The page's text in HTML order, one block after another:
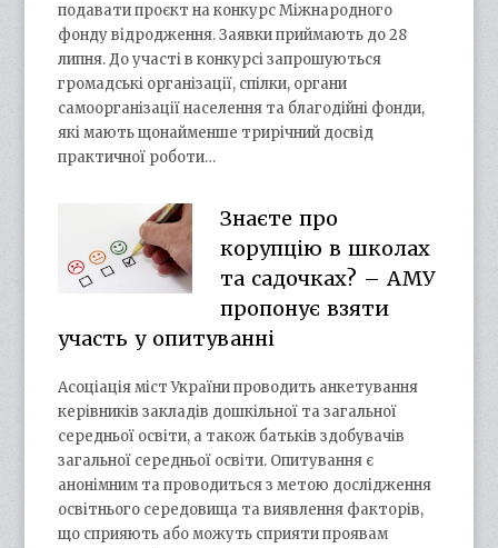
подавати проєкт на конкурс Міжнародного
фонду відродження. Заявки приймають до 28
липня. До участі в конкурсі запрошуються
громадські організації, спілки, органи
самоорганізації населення та благодійні фонди,
які мають щонайменше трирічний досвід
практичної роботи…
Знаєте про
корупцію в школах
та садочках? – АМУ
пропонує взяти
участь у опитуванні
Асоціація міст України проводить анкетування
керівників закладів дошкільної та загальної
середньої освіти, а також батьків здобувачів
загальної середньої освіти. Опитування є
анонімним та проводиться з метою дослідження
освітнього середовища та виявлення факторів,
що сприяють або можуть сприяти проявам